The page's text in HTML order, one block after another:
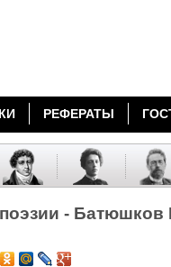
РЕФЕРАТЫ
- Батюшков